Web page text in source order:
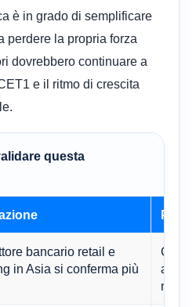
è in grado di semplificare
perdere la propria forza
dovrebbero continuare a
e il ritmo di crescita
questa
bancario retail e
in Asia si conferma più
Ciò
a